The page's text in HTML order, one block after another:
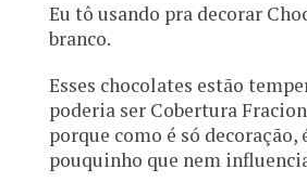
Eu tô usando pra decorar
branco.
Esses chocolates estão
poderia ser Cobertura
porque como é só decoração,
pouquinho que nem